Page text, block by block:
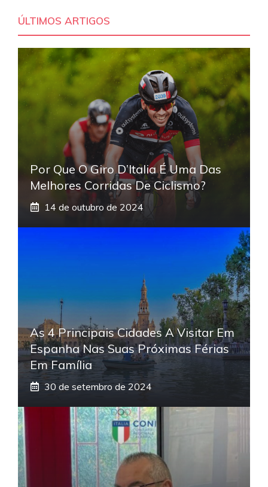
ÚLTIMOS ARTIGOS
Por Que O Giro D’Italia É Uma Das
Melhores Corridas De Ciclismo?
14 de outubro de 2024
As 4 Principais Cidades A Visitar Em
Espanha Nas Suas Próximas Férias
Em Família
30 de setembro de 2024